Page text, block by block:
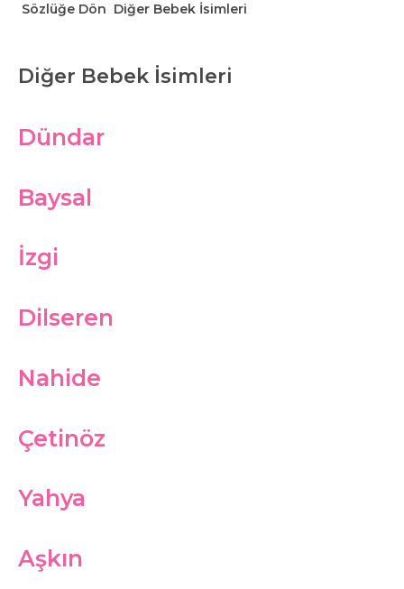
Sözlüğe Dön Diğer Bebek İsimleri
Diğer Bebek İsimleri
Dündar
Baysal
İzgi
Dilseren
Nahide
Çetinöz
Yahya
Aşkın